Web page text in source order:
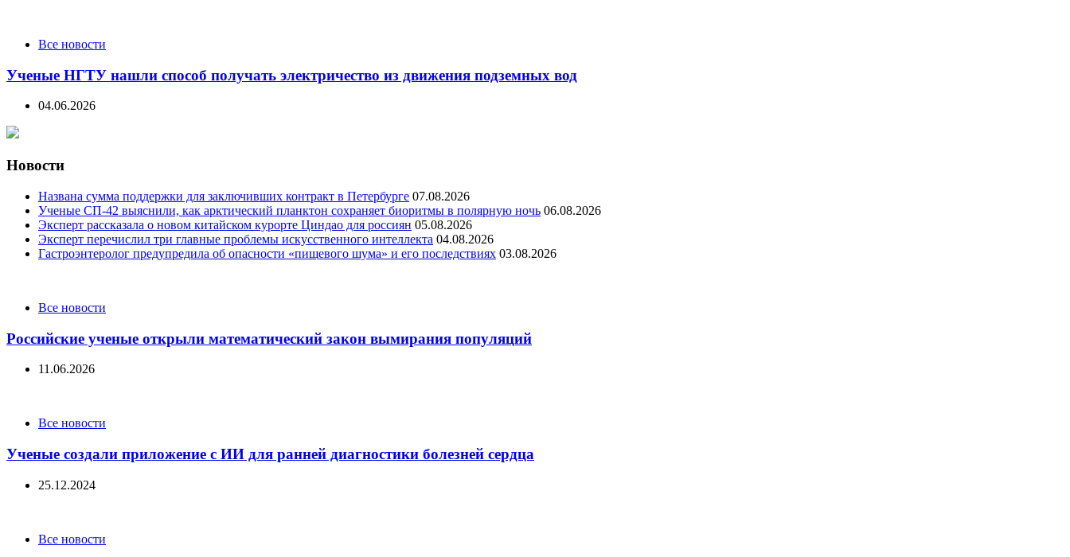
Все новости
Ученые НГТУ нашли способ получать электричество из движения подземных вод
04.06.2026
Новости
Названа сумма поддержки для заключивших контракт в Петербурге 07.08.2026
Ученые СП-42 выяснили, как арктический планктон сохраняет биоритмы в полярную ночь 06.08.2026
Эксперт рассказала о новом китайском курорте Циндао для россиян 05.08.2026
Эксперт перечислил три главные проблемы искусственного интеллекта 04.08.2026
Гастроэнтеролог предупредила об опасности «пищевого шума» и его последствиях 03.08.2026
CategoriesВсе новости
Российские ученые открыли математический закон вымирания популяций
11.06.2026
CategoriesВсе новости
Ученые создали приложение с ИИ для ранней диагностики болезней сердца
25.12.2024
CategoriesВсе новости